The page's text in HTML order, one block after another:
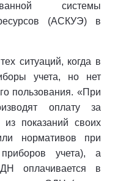
системы
(АСКУЭ) в
ситуаций, когда в
учета, но нет
пользования. «При
оплату за
из показаний своих
нормативов при
приборов учета), а
оплачивается в